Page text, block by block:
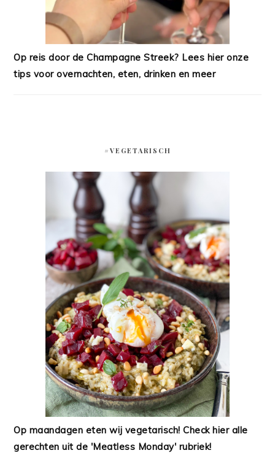
Op reis door de Champagne Streek? Lees hier onze
tips voor overnachten, eten, drinken en meer
#VEGETARISCH
Op maandagen eten wij vegetarisch! Check hier alle
gerechten uit de 'Meatless Monday' rubriek!